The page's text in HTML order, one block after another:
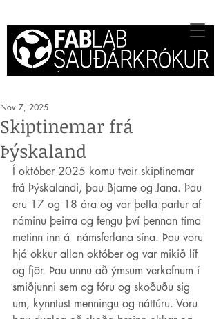
Skiptinemar frá
Þýskaland
Nov 7, 2025
Í október 2025 komu tveir skiptinemar
frá Þýskalandi, þau Bjarne og Jana. Þau
eru 17 og 18 ára og var þetta partur af
náminu þeirra og fengu því þennan tíma
metinn inn á  námsferlana sína. Þau voru
hjá okkur allan október og var mikið líf
og fjör. Þau unnu að ýmsum verkefnum í
smiðjunni sem og fóru og skoðuðu sig
um, kynntust menningu og náttúru. Voru